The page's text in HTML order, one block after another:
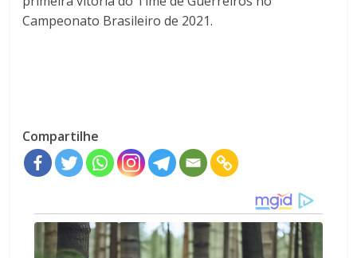
Campeonato Brasileiro de 2021.
Compartilhe